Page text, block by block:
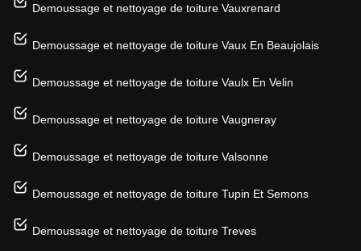
Demoussage et nettoyage de toiture Vauxrenard
Demoussage et nettoyage de toiture Vaux En Beaujolais
Demoussage et nettoyage de toiture Vaulx En Velin
Demoussage et nettoyage de toiture Vaugneray
Demoussage et nettoyage de toiture Valsonne
Demoussage et nettoyage de toiture Tupin Et Semons
Demoussage et nettoyage de toiture Treves